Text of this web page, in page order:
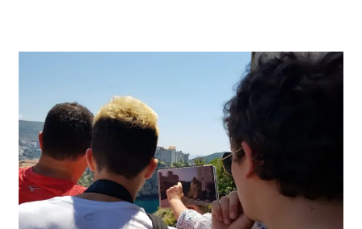
et
Dubrovnik
:
Un
Mariage
Touristique
Magique!